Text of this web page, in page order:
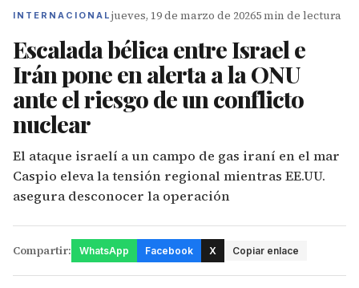
INTERNACIONAL jueves, 19 de marzo de 20265 min de lectura
Escalada bélica entre Israel e
Irán pone en alerta a la ONU
ante el riesgo de un conflicto
nuclear
El ataque israelí a un campo de gas iraní en el mar
Caspio eleva la tensión regional mientras EE.UU.
asegura desconocer la operación
Compartir: WhatsApp Facebook X Copiar enlace